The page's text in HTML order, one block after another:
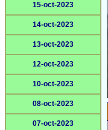
15-oct-2023
14-oct-2023
13-oct-2023
12-oct-2023
10-oct-2023
08-oct-2023
07-oct-2023